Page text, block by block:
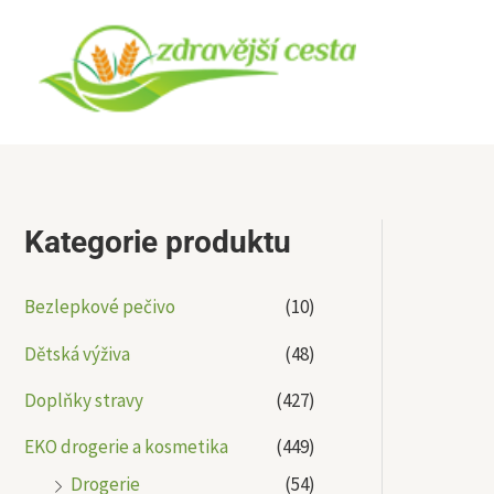
obsah
Kategorie produktu
Bezlepkové pečivo
(10)
Dětská výživa
(48)
Doplňky stravy
(427)
EKO drogerie a kosmetika
(449)
Drogerie
(54)